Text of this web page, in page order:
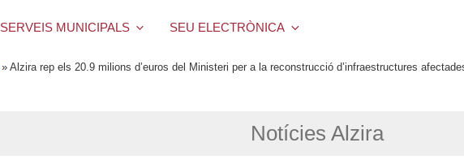
SERVEIS MUNICIPALS SEU ELECTRÒNICA
» Alzira rep els 20.9 milions d’euros del Ministeri per a la reconstrucció d’infraestructures
Notícies Alzira